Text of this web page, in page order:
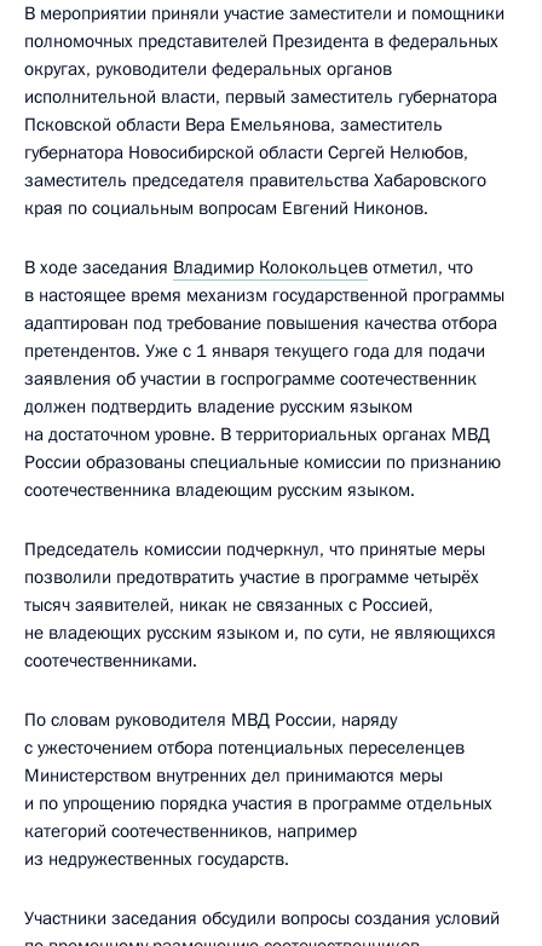
В мероприятии приняли участие заместители и помощники
полномочных представителей Президента в федеральных
округах, руководители федеральных органов
исполнительной власти, первый заместитель губернатора
Псковской области Вера Емельянова, заместитель
губернатора Новосибирской области Сергей Нелюбов,
заместитель председателя правительства Хабаровского
края по социальным вопросам Евгений Никонов.
В ходе заседания Владимир Колокольцев отметил, что
в настоящее время механизм государственной программы
адаптирован под требование повышения качества отбора
претендентов. Уже с 1 января текущего года для подачи
заявления об участии в госпрограмме соотечественник
должен подтвердить владение русским языком
на достаточном уровне. В территориальных органах МВД
России образованы специальные комиссии по признанию
соотечественника владеющим русским языком.
Председатель комиссии подчеркнул, что принятые меры
позволили предотвратить участие в программе четырёх
тысяч заявителей, никак не связанных с Россией,
не владеющих русским языком и, по сути, не являющихся
соотечественниками.
По словам руководителя МВД России, наряду
с ужесточением отбора потенциальных переселенцев
Министерством внутренних дел принимаются меры
и по упрощению порядка участия в программе отдельных
категорий соотечественников, например
из недружественных государств.
Участники заседания обсудили вопросы создания условий